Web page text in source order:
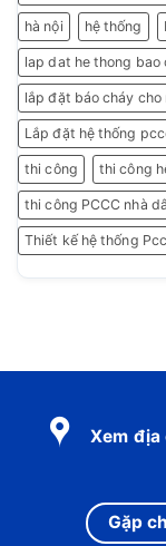
hà nội hệ thống
lap dat he thong bao
lắp đặt báo cháy cho
Lắp đặt hệ thống
thi công thi công
thi công PCCC nhà
Thiết kế hệ thống
Xem địa
Gặp